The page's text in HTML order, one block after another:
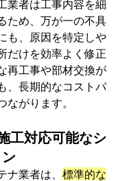
業者は工事内容を細
ため、万が一の不具
も、原因を特定しや
だけを効率よく修正
再工事や部材交換が
、長期的なコストパ
ながります。
工対応可能なシ
ナ業者は、 標準的な